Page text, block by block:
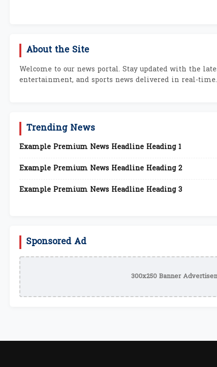
About the Site
Welcome to our news portal. Stay updated with the
entertainment, and sports news delivered in real-time.
Trending News
Example Premium News Headline Heading 1
Example Premium News Headline Heading 2
Example Premium News Headline Heading 3
Sponsored Ad
300x250 Banner